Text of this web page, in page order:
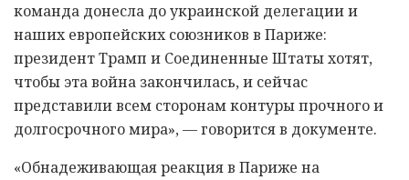
команда донесла до украинской делегации и
наших европейских союзников в Париже:
президент Трамп и Соединенные Штаты хотят,
чтобы эта война закончилась, и сейчас
представили всем сторонам контуры прочного и
долгосрочного мира», — говорится в документе.
«Обнадеживающая реакция в Париже на